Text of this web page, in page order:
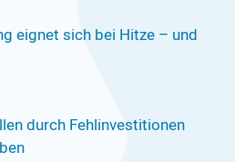
eignet sich bei Hitze – und
durch Fehlinvestitionen